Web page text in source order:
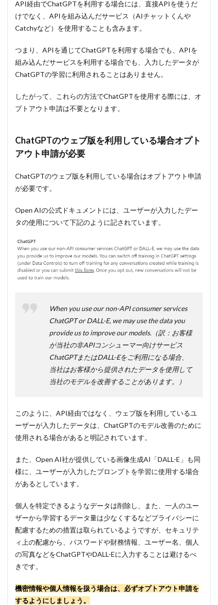
API経由でChatGPTを利用する場合には、直接APIを使うだ
けでなく、APIを組み込んだサービス（AIチャットくんや
Catchyなど）を使用することも含みます。
つまり、APIを通じてChatGPTを利用する場合でも、APIを
組み込んだサービスを利用する場合でも、入力したデータが
ChatGPTの学習に利用されることはありません。
したがって、これらの方法でChatGPTを使用する際には、オ
プトアウト申請は不要となります。
ChatGPTのウェブ版を利用している場合オプト
アウト申請が必要
ChatGPTのウェブ版を利用している場合はオプトアウト申請
が必要です。
Open AIの公式ドキュメントには、ユーザーが入力したデー
タの使用について下記のように記されています。
When you use our non-API consumer services
ChatGPT or DALL-E, we may use the data you
provide us to improve our models.（訳：お客様
が当社の非APIコンシューマー向けサービス
ChatGPTまたはDALL-Eをご利用になる場合、
当社はお客様から提供されたデータを使用して
当社のモデルを改善することがあります。）
このように、API経由ではなく、ウェブ版を利用しているユ
ーザーが入力したデータは、ChatGPTのモデル改善のために
使用される場合があると明記されています。
また、Open AI社が提供している画像生成AI「DALL-E」も同
様に、ユーザーが入力したプロンプトを学習に使用する場合
があるとしています。
個人を特定できるようなデータは削除し、また、一人のユー
ザーから学習するデータ量は少なくするなどプライバシーに
配慮するための措置は取られているようですが、セキュリテ
ィ上の配慮から、パスワードや財務情報、ユーザー名、個人
の写真などをChatGPTやDALL-Eに入力することは避けるべ
きです。
機密情報や個人情報を扱う場合は、必ずオプトアウト申請を
するようにしましょう。